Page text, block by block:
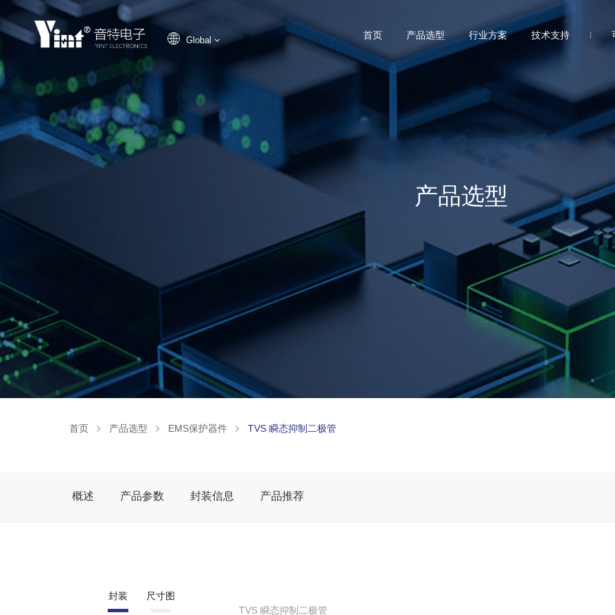
Global 首页 产品选型 行业方案 技术支持
产品选型
首页 产品选型 EMS保护器件 TVS 瞬态抑制二极管
概述 产品参数 封装信息 产品推荐
封装
尺寸图
TVS 瞬态抑制二极管